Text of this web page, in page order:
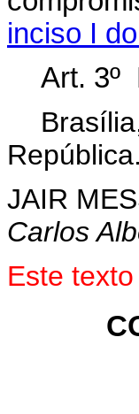
inciso I
Art. 3º
República.
JAIR
Carlos
Este